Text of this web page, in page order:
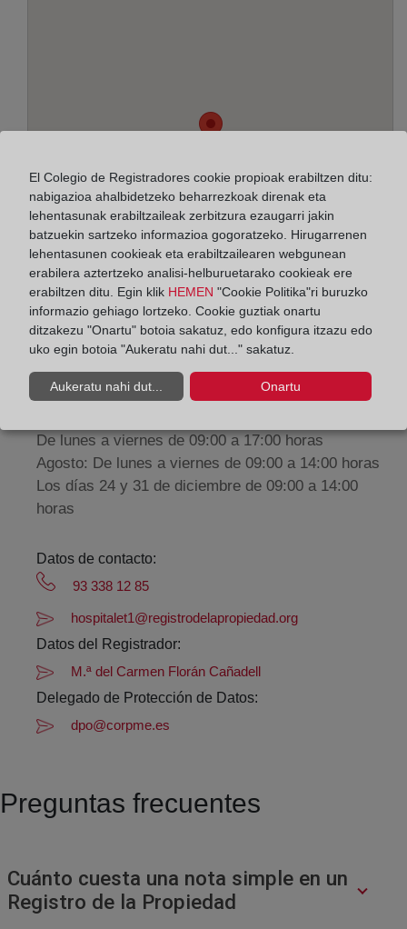
Helbidea:
Horario:
De lunes a viernes de 09:00 a 17:00 horas
Agosto: De lunes a viernes de 09:00 a 14:00 horas
Los días 24 y 31 de diciembre de 09:00 a 14:00
horas
Datos de contacto:
93 338 12 85
hospitalet1@registrodelapropiedad.org
Datos del Registrador:
M.ª del Carmen Florán Cañadell
Delegado de Protección de Datos:
dpo@corpme.es
Preguntas frecuentes
Cuánto cuesta una nota simple en un
Registro de la Propiedad
El Colegio de Registradores cookie propioak erabiltzen ditu:
nabigazioa ahalbidetzeko beharrezkoak direnak eta
lehentasunak erabiltzaileak zerbitzura ezaugarri jakin
batzuekin sartzeko informazioa gogoratzeko. Hirugarrenen
lehentasunen cookieak eta erabiltzailearen webgunean
erabilera aztertzeko analisi-helburuetarako cookieak ere
erabiltzen ditu. Egin klik HEMEN "Cookie Politika"ri buruzko
informazio gehiago lortzeko. Cookie guztiak onartu
ditzakezu "Onartu" botoia sakatuz, edo konfigura itzazu edo
uko egin botoia "Aukeratu nahi dut..." sakatuz.
Aukeratu nahi dut... Onartu